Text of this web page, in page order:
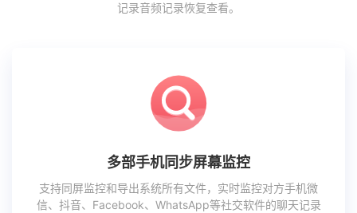
记录音频记录恢复查看。
多部手机同步屏幕监控
支持同屏监控和导出系统所有文件，实时监控对方手机微
信、抖音、Facebook、WhatsApp等社交软件的聊天记录